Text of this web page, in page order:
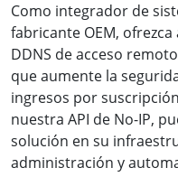
Como integrador de
fabricante OEM,
DDNS de acceso
que aumente la
ingresos por
nuestra API de No-IP,
solución en su
administración y